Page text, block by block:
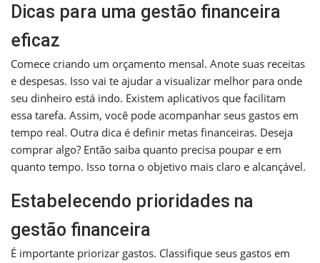
Dicas para uma gestão financeira
eficaz
Comece criando um orçamento mensal. Anote suas receitas
e despesas. Isso vai te ajudar a visualizar melhor para onde
seu dinheiro está indo. Existem aplicativos que facilitam
essa tarefa. Assim, você pode acompanhar seus gastos em
tempo real. Outra dica é definir metas financeiras. Deseja
comprar algo? Então saiba quanto precisa poupar e em
quanto tempo. Isso torna o objetivo mais claro e alcançável.
Estabelecendo prioridades na
gestão financeira
É importante priorizar gastos. Classifique seus gastos em